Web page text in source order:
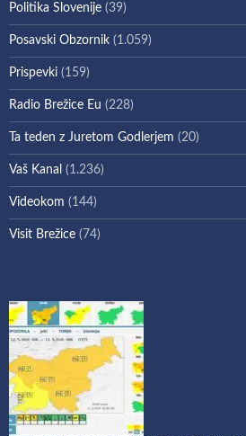
Politika Slovenije (39)
Posavski Obzornik (1.059)
Prispevki (159)
Radio Brežice Eu (228)
Ta teden z Juretom Godlerjem (20)
Vaš Kanal (1.236)
Videokom (144)
Visit Brežice (74)